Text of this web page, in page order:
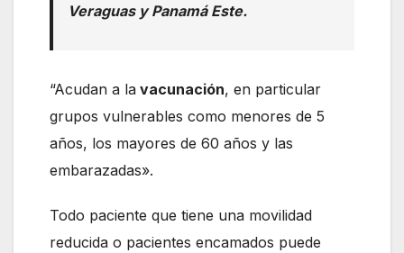
Veraguas y Panamá Este.
“Acudan a la vacunación, en particular
grupos vulnerables como menores de 5
años, los mayores de 60 años y las
embarazadas».
Todo paciente que tiene una movilidad
reducida o pacientes encamados puede